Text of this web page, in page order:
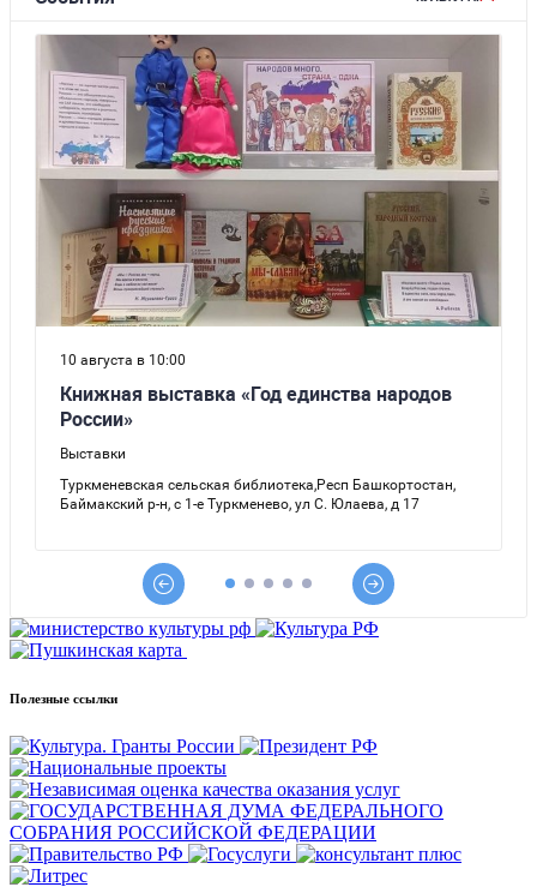
Полезные ссылки